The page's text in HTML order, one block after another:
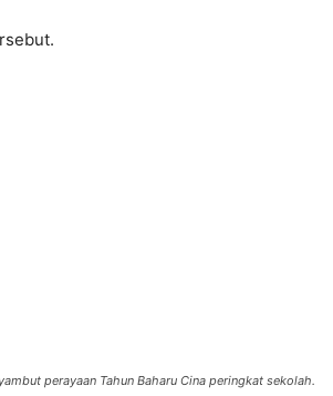
perayaan Tahun Baharu Cina peringkat sekolah.